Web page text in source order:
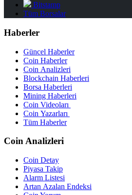
Bitstamp
Tüm Borsalar
Haberler
Güncel Haberler
Coin Haberler
Coin Analizleri
Blockchain Haberleri
Borsa Haberleri
Mining Haberleri
Coin Videoları
Coin Yazarları
Tüm Haberler
Coin Analizleri
Coin Detay
Piyasa Takip
Alarm Listesi
Artan Azalan Endeksi